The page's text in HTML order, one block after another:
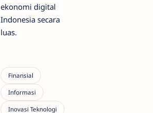
ekonomi digital
Indonesia secara
luas.